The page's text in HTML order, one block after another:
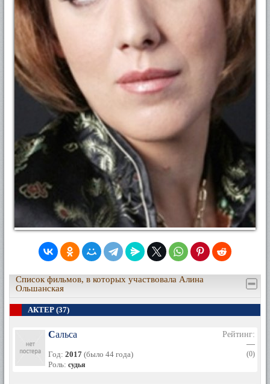
Список фильмов, в которых участвовала Алина
Ольшанская
АКТЕР (37)
Сальса
Год: 2017 (было 44 года)
Роль: судья
Рейтинг:
—
(0)